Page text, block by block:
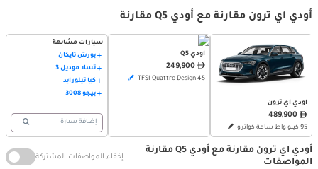
أودي اي ترون مقارنة مع أودي Q5 مقارنة
أودي اي ترون
489,900
95 كيلو واط ساعة كواترو
أودي Q5
249,900
45 TFSI Quattro Design
سيارات مشابهة
بورش تايكان
تسلا موديل 3
كيا تيلورايد
بيجو 3008
إضافة سيارة
أودي اي ترون مقارنة مع أودي Q5 مقارنة
المواصفات
إخفاء المواصفات المشتركة